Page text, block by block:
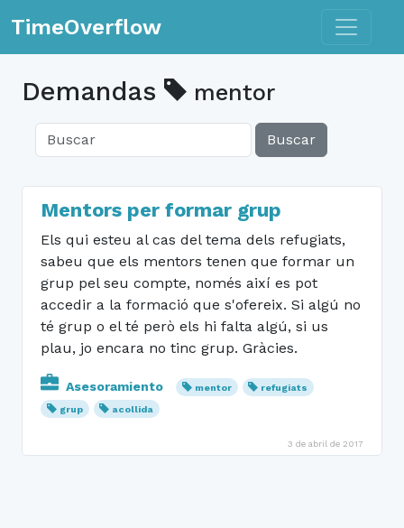
TimeOverflow Toggle
Demandas mentor
Buscar
Mentors per formar grup
Els qui esteu al cas del tema dels refugiats,
sabeu que els mentors tenen que formar un
grup pel seu compte, només així es pot
accedir a la formació que s'ofereix. Si algú no
té grup o el té però els hi falta algú, si us
plau, jo encara no tinc grup. Gràcies.
Asesoramiento mentor
refugiats
grup
acollida
3 de abril de 2017